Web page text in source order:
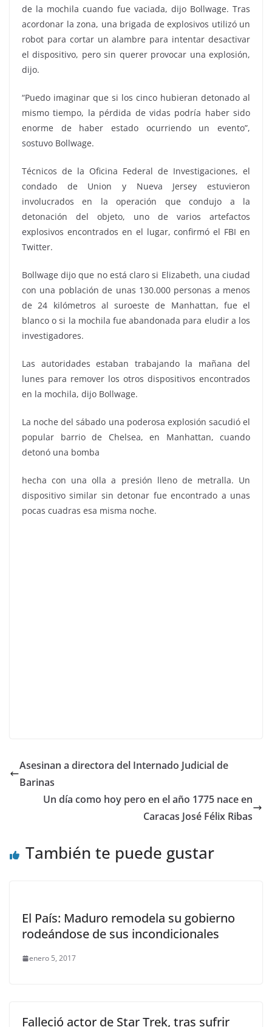
de la mochila cuando fue vaciada, dijo Bollwage. Tras
acordonar la zona, una brigada de explosivos utilizó un
robot para cortar un alambre para intentar desactivar
el dispositivo, pero sin querer provocar una explosión,
dijo.
“Puedo imaginar que si los cinco hubieran detonado al
mismo tiempo, la pérdida de vidas podría haber sido
enorme de haber estado ocurriendo un evento”,
sostuvo Bollwage.
Técnicos de la Oficina Federal de Investigaciones, el
condado de Union y Nueva Jersey estuvieron
involucrados en la operación que condujo a la
detonación del objeto, uno de varios artefactos
explosivos encontrados en el lugar, confirmó el FBI en
Twitter.
Bollwage dijo que no está claro si Elizabeth, una ciudad
con una población de unas 130.000 personas a menos
de 24 kilómetros al suroeste de Manhattan, fue el
blanco o si la mochila fue abandonada para eludir a los
investigadores.
Las autoridades estaban trabajando la mañana del
lunes para remover los otros dispositivos encontrados
en la mochila, dijo Bollwage.
La noche del sábado una poderosa explosión sacudió el
popular barrio de Chelsea, en Manhattan, cuando
detonó una bomba
hecha con una olla a presión lleno de metralla. Un
dispositivo similar sin detonar fue encontrado a unas
pocas cuadras esa misma noche.
Asesinan a directora del Internado Judicial de
Barinas
Un día como hoy pero en el año 1775 nace en
Caracas José Félix Ribas
También te puede gustar
El País: Maduro remodela su gobierno
rodeándose de sus incondicionales
enero 5, 2017
Falleció actor de Star Trek, tras sufrir